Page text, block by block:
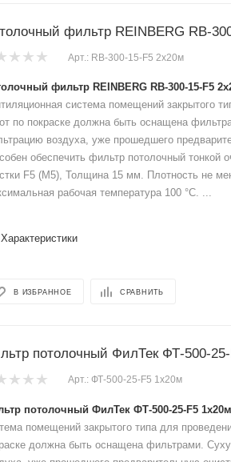
фильтр REINBERG RB-
Арт.: RB-300-15-F5 2x20м
фильтр REINBERG RB-300-15-F5
система помещений закрытого
по покраске должна быть оснащена
воздуха, уже прошедшего
обеспечить фильтр потолочный тонкой
F5 (M5), Толщина 15 мм. Плотность не
рабочая температура 100 °C. ...
Характеристики
В ИЗБРАННОЕ СРАВНИТЬ
потолочный ФилТек ФТ-500-
Арт.: ФТ-500-25-F5 1x20м
потолочный ФилТек ФТ-500-25-F5 1x20м
помещений закрытого типа для
должна быть оснащена фильтрами.